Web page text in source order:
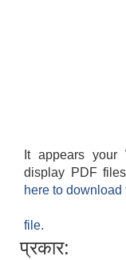
It appears
display PDF
here to download
file.
प्रकार: